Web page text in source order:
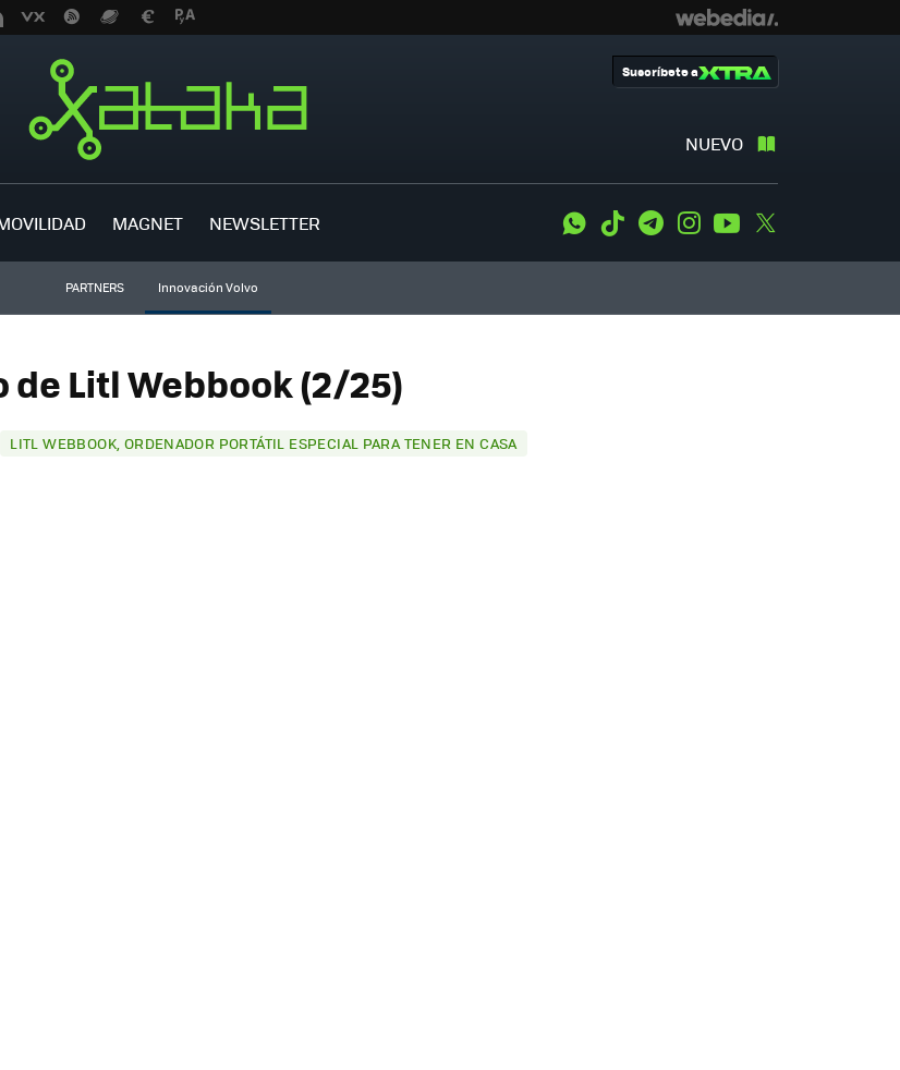
NUEVO
Suscríbete a
MAGNET NEWSLETTER WhatsApp
Tiktok TelegramInstagramYoutube
PARTNERS Innovación Volvo
de Litl Webbook (2/25)
LITL WEBBOOK, ORDENADOR PORTÁTIL ESPECIAL PARA TENER EN CASA